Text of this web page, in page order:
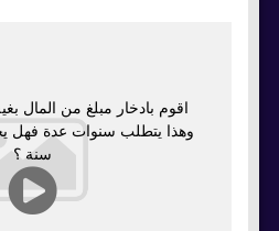
اقوم بادخار مبلغ من المال
وهذا يتطلب سنوات عدة
سنة ؟